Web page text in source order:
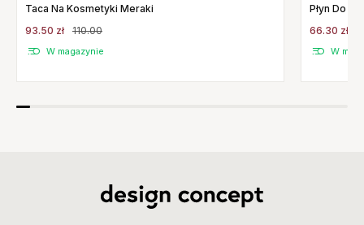
Taca Na Kosmetyki Meraki
93.50 zł
110.00
W magazynie
Płyn Do
66.30 zł
W